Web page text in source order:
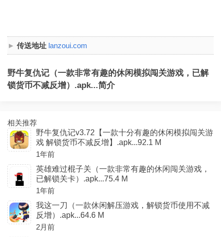
传送地址 lanzoui.com
野牛复仇记（一款非常有趣的休闲模拟闯关游戏，已解
锁货币不减反增）.apk...简介
相关推荐
野牛复仇记v3.72【一款十分有趣的休闲模拟闯关游
戏 解锁货币不减反增】.apk...92.1 M
1年前
英雄难过棍子关（一款非常有趣的休闲闯关游戏，
已解锁关卡）.apk...75.4 M
1年前
我这一刀（一款休闲解压游戏，解锁货币使用不减
反增）.apk...64.6 M
2月前